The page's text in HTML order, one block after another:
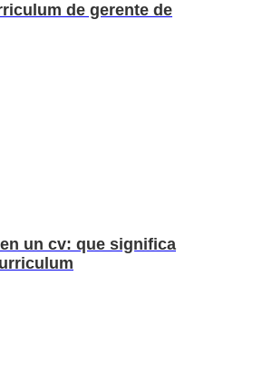
de gerente de
un cv: que significa